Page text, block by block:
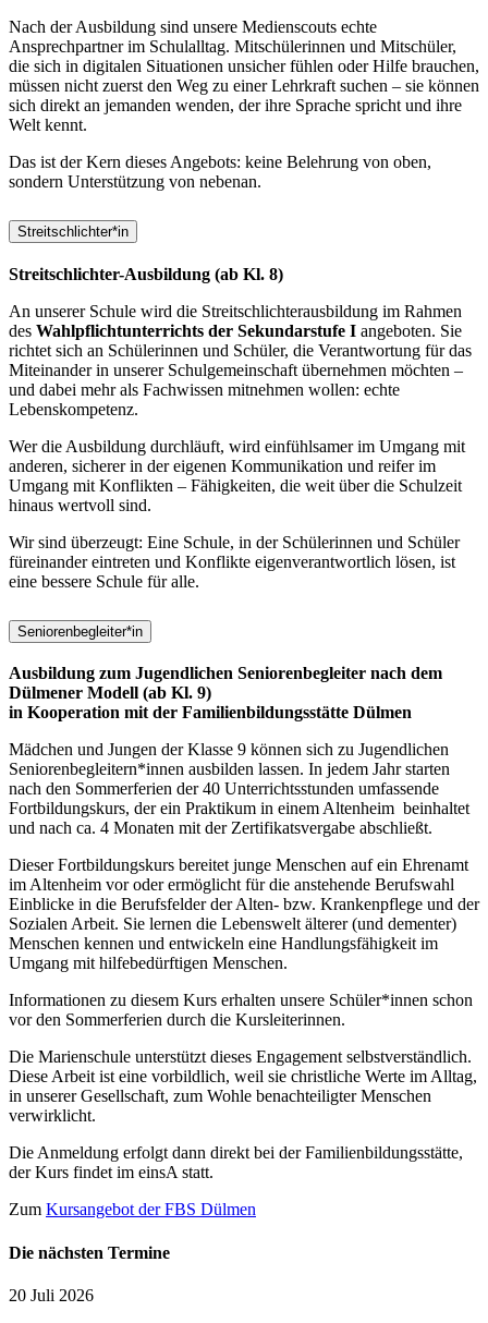
Nach der Ausbildung sind unsere Medienscouts echte
Ansprechpartner im Schulalltag. Mitschülerinnen und Mitschüler,
die sich in digitalen Situationen unsicher fühlen oder Hilfe brauchen,
müssen nicht zuerst den Weg zu einer Lehrkraft suchen – sie können
sich direkt an jemanden wenden, der ihre Sprache spricht und ihre
Welt kennt.
Das ist der Kern dieses Angebots: keine Belehrung von oben,
sondern Unterstützung von nebenan.
Streitschlichter*in
Streitschlichter-Ausbildung (ab Kl. 8)
An unserer Schule wird die Streitschlichterausbildung im Rahmen
des Wahlpflichtunterrichts der Sekundarstufe I angeboten. Sie
richtet sich an Schülerinnen und Schüler, die Verantwortung für das
Miteinander in unserer Schulgemeinschaft übernehmen möchten –
und dabei mehr als Fachwissen mitnehmen wollen: echte
Lebenskompetenz.
Wer die Ausbildung durchläuft, wird einfühlsamer im Umgang mit
anderen, sicherer in der eigenen Kommunikation und reifer im
Umgang mit Konflikten – Fähigkeiten, die weit über die Schulzeit
hinaus wertvoll sind.
Wir sind überzeugt: Eine Schule, in der Schülerinnen und Schüler
füreinander eintreten und Konflikte eigenverantwortlich lösen, ist
eine bessere Schule für alle.
Seniorenbegleiter*in
Ausbildung zum Jugendlichen Seniorenbegleiter nach dem
Dülmener Modell (ab Kl. 9)
in Kooperation mit der Familienbildungsstätte Dülmen
Mädchen und Jungen der Klasse 9 können sich zu Jugendlichen
Seniorenbegleitern*innen ausbilden lassen. In jedem Jahr starten
nach den Sommerferien der 40 Unterrichtsstunden umfassende
Fortbildungskurs, der ein Praktikum in einem Altenheim beinhaltet
und nach ca. 4 Monaten mit der Zertifikatsvergabe abschließt.
Dieser Fortbildungskurs bereitet junge Menschen auf ein Ehrenamt
im Altenheim vor oder ermöglicht für die anstehende Berufswahl
Einblicke in die Berufsfelder der Alten- bzw. Krankenpflege und der
Sozialen Arbeit. Sie lernen die Lebenswelt älterer (und dementer)
Menschen kennen und entwickeln eine Handlungsfähigkeit im
Umgang mit hilfebedürftigen Menschen.
Informationen zu diesem Kurs erhalten unsere Schüler*innen schon
vor den Sommerferien durch die Kursleiterinnen.
Die Marienschule unterstützt dieses Engagement selbstverständlich.
Diese Arbeit ist eine vorbildlich, weil sie christliche Werte im Alltag,
in unserer Gesellschaft, zum Wohle benachteiligter Menschen
verwirklicht.
Die Anmeldung erfolgt dann direkt bei der Familienbildungsstätte,
der Kurs findet im einsA statt.
Zum Kursangebot der FBS Dülmen
Die nächsten Termine
20 Juli 2026